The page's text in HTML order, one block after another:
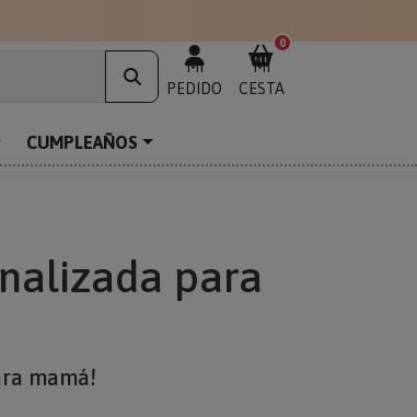
MI
PEDIDO
0
MI
CESTA
CUMPLEAÑOS
para
mamá!